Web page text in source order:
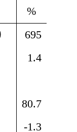
%
695
1.4
80.7
-1.3